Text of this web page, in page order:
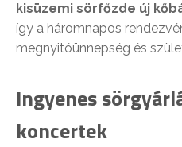
kisüzemi sörfőzde új
így a háromnapos
megnyitóünnepség és
Ingyenes
koncertek